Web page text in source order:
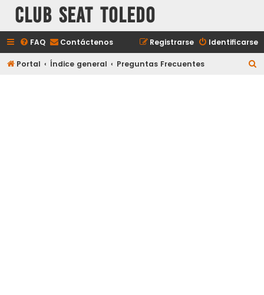
Club Seat Toledo
FAQ Contáctenos Identificarse
Registrarse
Portal Índice general Preguntas Frecuentes